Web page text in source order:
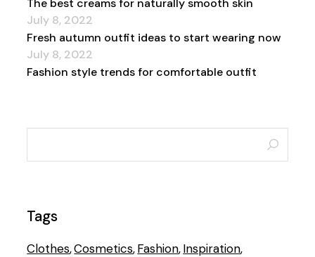
July 8, 2022
Fresh autumn outfit ideas to start wearing now
July 8, 2022
Fashion style trends for comfortable outfit
Tags
Clothes,Cosmetics,Fashion,Inspiration,